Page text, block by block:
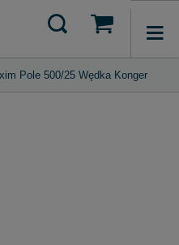
Pole 500/25 Wędka Konger